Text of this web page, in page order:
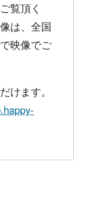
覧頂く
は、全国
映像でご
けます。